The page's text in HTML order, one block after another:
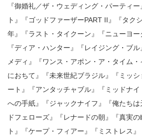
『御婚礼／ザ・ウェディング・パーティ
ト』『ゴッドファーザーPART II』『タク
年』『ラスト・タイクーン』『ニューヨー
『ディア・ハンター』『レイジング・ブ
メディ』『ワンス・アポン・ア・タイム
におちて』『未来世紀ブラジル』『ミッ
ート』『アンタッチャブル』『ミッドナ
への手紙』『ジャックナイフ』『俺たち
ドフェローズ』『レナードの朝』『真実
ト』『ケープ・フィアー』『ミストレス』